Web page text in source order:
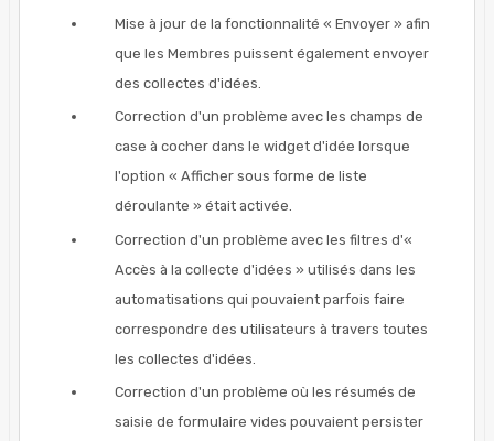
Mise à jour de la fonctionnalité « Envoyer » afin
que les Membres puissent également envoyer
des collectes d'idées.
Correction d'un problème avec les champs de
case à cocher dans le widget d'idée lorsque
l'option « Afficher sous forme de liste
déroulante » était activée.
Correction d'un problème avec les filtres d'«
Accès à la collecte d'idées » utilisés dans les
automatisations qui pouvaient parfois faire
correspondre des utilisateurs à travers toutes
les collectes d'idées.
Correction d'un problème où les résumés de
saisie de formulaire vides pouvaient persister